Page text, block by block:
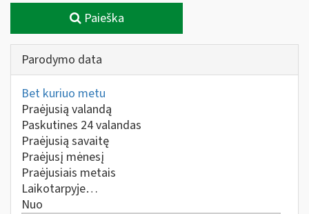
Paieška
Parodymo data
Bet kuriuo metu
Praėjusią valandą
Paskutines 24 valandas
Praėjusią savaitę
Praėjusį mėnesį
Praėjusiais metais
Laikotarpyje…
Nuo